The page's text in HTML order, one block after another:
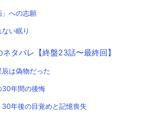
」への志願
い眠り
タバレ【終盤23話〜最終回】
は偽物だった
30年間の後悔
年後の目覚めと記憶喪失